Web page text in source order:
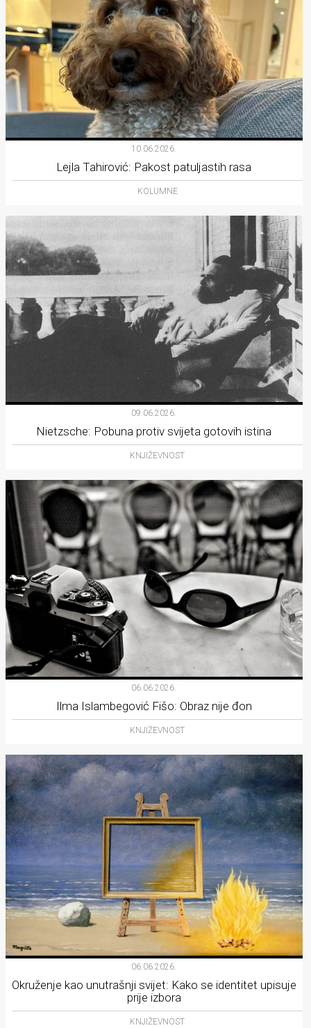
10.06.2026.
Lejla Tahirović: Pakost patuljastih rasa
KOLUMNE
09.06.2026.
Nietzsche: Pobuna protiv svijeta gotovih istina
KNJIŽEVNOST
06.06.2026.
Ilma Islambegović Fišo: Obraz nije đon
KNJIŽEVNOST
06.06.2026.
Okruženje kao unutrašnji svijet: Kako se identitet upisuje
prije izbora
KNJIŽEVNOST